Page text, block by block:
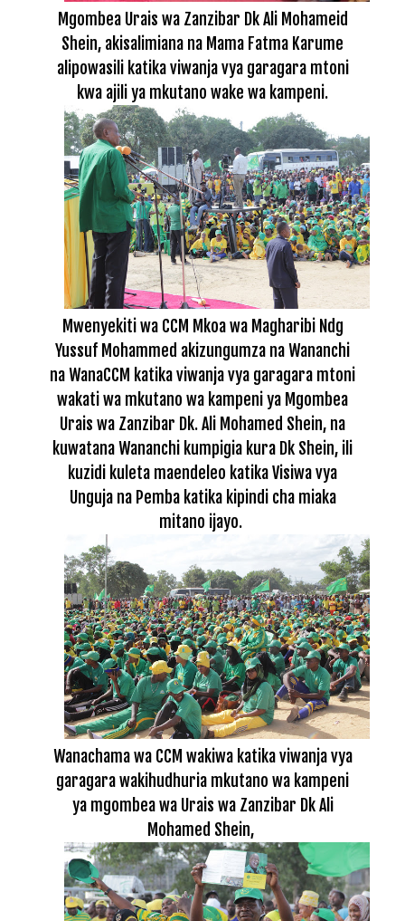
Mgombea Urais wa Zanzibar Dk Ali Mohameid
Shein, akisalimiana na Mama Fatma Karume
alipowasili katika viwanja vya garagara mtoni
kwa ajili ya mkutano wake wa kampeni.
Mwenyekiti wa CCM Mkoa wa Magharibi Ndg
Yussuf Mohammed akizungumza na Wananchi
na WanaCCM katika viwanja vya garagara mtoni
wakati wa mkutano wa kampeni ya Mgombea
Urais wa Zanzibar Dk. Ali Mohamed Shein, na
kuwatana Wananchi kumpigia kura Dk Shein, ili
kuzidi kuleta maendeleo katika Visiwa vya
Unguja na Pemba katika kipindi cha miaka
mitano ijayo.
Wanachama wa CCM wakiwa katika viwanja vya
garagara wakihudhuria mkutano wa kampeni
ya mgombea wa Urais wa Zanzibar Dk Ali
Mohamed Shein,